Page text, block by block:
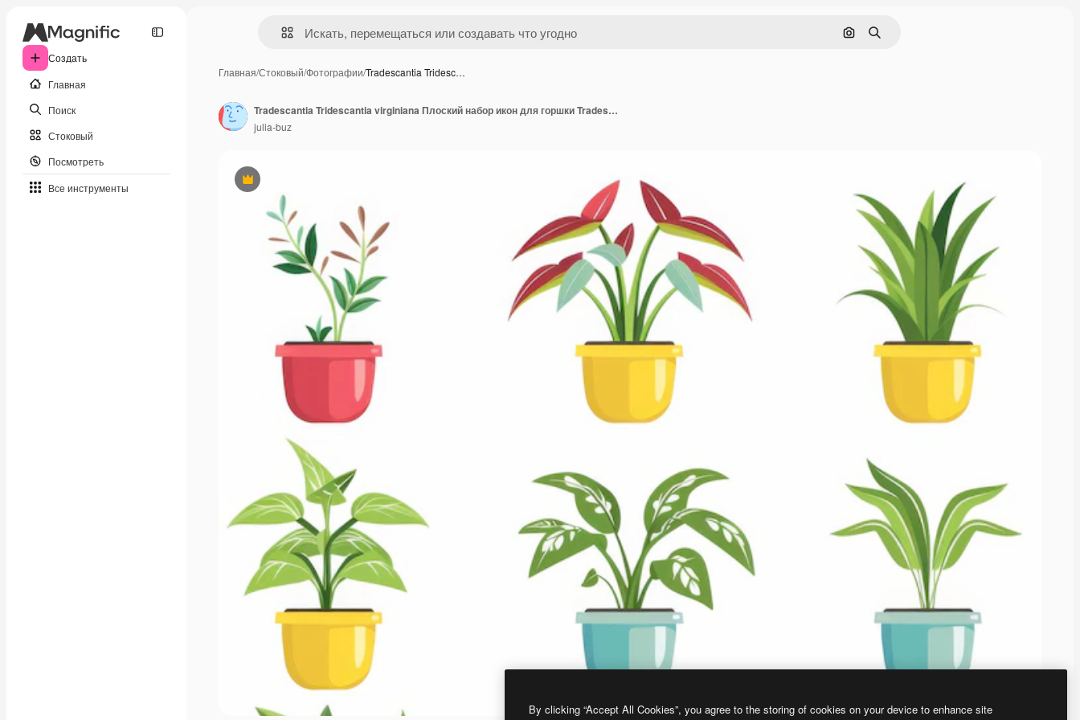
Создать
Главная
Поиск
Стоковый
Посмотреть
Все инструменты
Поиск по изображению
Поиск
Главная/Стоковый/Фотографии/Tradescantia Tridesc…
Премиум
Tradescantia Tridescantia virginiana Плоский набор икон для горшки Tradescantia Plant Flat Design
julia-buz
By clicking “Accept All Cookies”, you agree to the storing of cookies on your device to enhance site